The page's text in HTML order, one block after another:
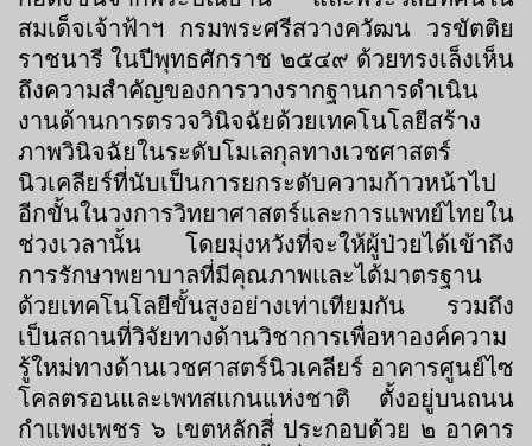
สมเด็จเจ้าฟ้าฯ กรมพระศรีสวางควัฒน วรขัตติย
ราชนารี ในปีพุทธศักราช ๒๕๔๙ ด้วยทรงเล็งเห็น
ถึงความสำคัญของการวางรากฐานการดำเนิน
งานด้านการตรวจวินิจฉัยด้วยเทคโนโลยีสร้าง
ภาพวินิจฉัยในระดับโมเลกุลทางเวชศาสตร์
นิวเคลียร์ที่นับเป็นการยกระดับความก้าวหน้าไป
อีกขั้นในวงการวิทยาศาสตร์และการแพทย์ไทยใน
ช่วงเวลานั้น โดยมุ่งหวังที่จะให้ผู้ป่วยได้เข้าถึง
การรักษาพยาบาลที่มีคุณภาพและได้มาตรฐาน
ด้วยเทคโนโลยีขั้นสูงอย่างเท่าเทียมกัน รวมถึง
เป็นสถานที่วิจัยทางด้านวิชาการเพื่อหาองค์ความ
รู้ใหม่ทางด้านเวชศาสตร์นิวเคลียร์ อาคารศูนย์ไซ
โคลตรอนและเพทสแกนแห่งชาติ ตั้งอยู่บนถนน
กำแพงเพชร ๖ เขตหลักสี่ ประกอบด้วย ๒ อาคาร